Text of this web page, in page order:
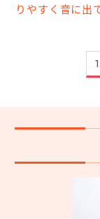
りやすく音に出
1